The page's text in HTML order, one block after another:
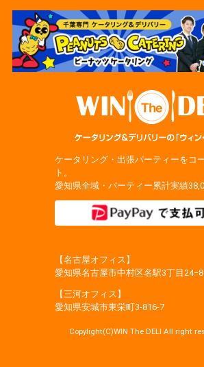
ケータリング・出張パーティーをコ
ト。
愛知県全域・パーティー累計実績
【名古屋オフィス】
愛知県名古屋市中村区名駅3丁目24−8
【三河オフィス】
愛知県安城市東栄町3‐816‐7
Copylight(C)WIN The DELI All right